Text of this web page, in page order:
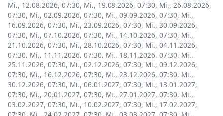
Mi., 12.08.2026, 07:30, Mi., 19.08.2026, 07:30, Mi., 26.08.2026,
07:30, Mi., 02.09.2026, 07:30, Mi., 09.09.2026, 07:30, Mi.,
16.09.2026, 07:30, Mi., 23.09.2026, 07:30, Mi., 30.09.2026,
07:30, Mi., 07.10.2026, 07:30, Mi., 14.10.2026, 07:30, Mi.,
21.10.2026, 07:30, Mi., 28.10.2026, 07:30, Mi., 04.11.2026,
07:30, Mi., 11.11.2026, 07:30, Mi., 18.11.2026, 07:30, Mi.,
25.11.2026, 07:30, Mi., 02.12.2026, 07:30, Mi., 09.12.2026,
07:30, Mi., 16.12.2026, 07:30, Mi., 23.12.2026, 07:30, Mi.,
30.12.2026, 07:30, Mi., 06.01.2027, 07:30, Mi., 13.01.2027,
07:30, Mi., 20.01.2027, 07:30, Mi., 27.01.2027, 07:30, Mi.,
03.02.2027, 07:30, Mi., 10.02.2027, 07:30, Mi., 17.02.2027,